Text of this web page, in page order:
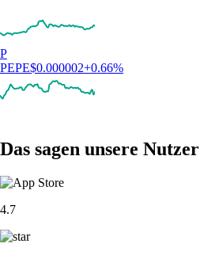
P
PEPE$0.000002+0.66%
Das sagen unsere Nutzer
4.7